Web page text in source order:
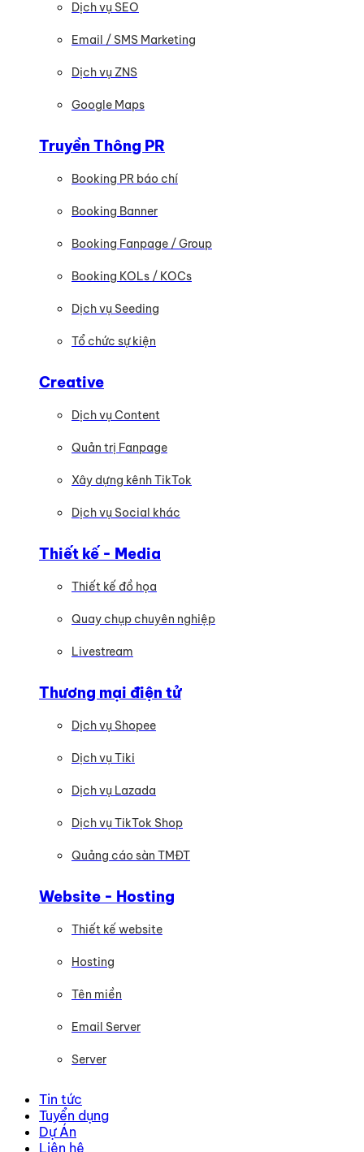
Dịch vụ SEO
Email / SMS Marketing
Dịch vụ ZNS
Google Maps
Truyền Thông PR
Booking PR báo chí
Booking Banner
Booking Fanpage / Group
Booking KOLs / KOCs
Dịch vụ Seeding
Tổ chức sự kiện
Creative
Dịch vụ Content
Quản trị Fanpage
Xây dựng kênh TikTok
Dịch vụ Social khác
Thiết kế - Media
Thiết kế đồ họa
Quay chụp chuyên nghiệp
Livestream
Thương mại điện tử
Dịch vụ Shopee
Dịch vụ Tiki
Dịch vụ Lazada
Dịch vụ TikTok Shop
Quảng cáo sàn TMĐT
Website - Hosting
Thiết kế website
Hosting
Tên miền
Email Server
Server
Tin tức
Tuyển dụng
Dự Án
Liên hệ